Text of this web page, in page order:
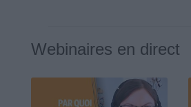
Webinaires en direct